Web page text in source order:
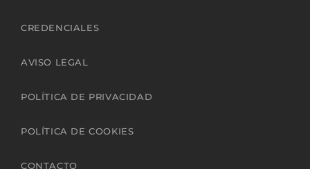
CREDENCIALES
AVISO LEGAL
POLÍTICA DE PRIVACIDAD
POLÍTICA DE COOKIES
CONTACTO